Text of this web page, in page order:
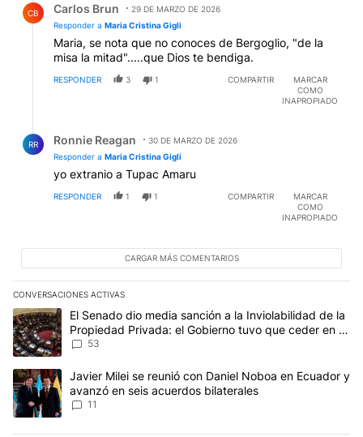
CB Carlos Brun
29 DE MARZO DE 2026
Responder a Maria Cristina Gigli
Maria, se nota que no conoces de Bergoglio, "de la
misa la mitad".....que Dios te bendiga.
RESPONDER 3 1 COMPARTIR
MARCAR
COMO
INAPROPIADO
RR Ronnie Reagan
30 DE MARZO DE 2026
Responder a Maria Cristina Gigli
yo extranio a Tupac Amaru
RESPONDER 1 1 COMPARTIR
MARCAR
COMO
INAPROPIADO
CARGAR MÁS COMENTARIOS
CONVERSACIONES ACTIVAS
Este listado muestra los artículos con más comentarios en los
Un artículo de tendencia con el título "El Senado dio media
El Senado dio media sanción a la Inviolabilidad de la
Propiedad Privada: el Gobierno tuvo que ceder en la
Ley del Manejo del Fuego
53
Un artículo de tendencia con el título "Javier Milei se reunió con
Javier Milei se reunió con Daniel Noboa en Ecuador y
avanzó en seis acuerdos bilaterales
11